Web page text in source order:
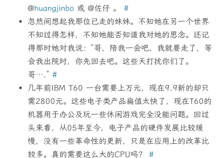
@huangjinbo 或 @佐仔 。#
忽然间想起我那位已走的妹妹。不知她在另一个世界
不知过得怎样，不知她能否知道我对她的思念。还记
得那时她对我说：“哥，陪我一会吧，我就要走了，等
会我出院时，你先回去吧。这些天打扰你们了。
哥….”#
几年前IBM T60 一台需要上万元，现在9.9新的却只
需2800元。这些电子类产品扁值太快了，现在T60的
机器用于办公及玩一些休闲游戏完全没能问题。回过
头来看，从05年至今，电子产品的硬件发展比较缓
慢，没有一些革命性的更新，只是在应用上的改革比
较多。真的需要这么大的CPU吗？#